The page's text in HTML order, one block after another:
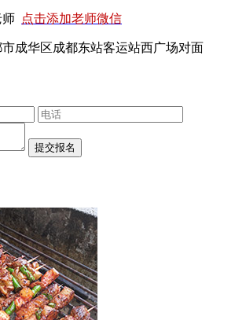
师 点击添加老师微信
成华区成都东站客运站西广场对面